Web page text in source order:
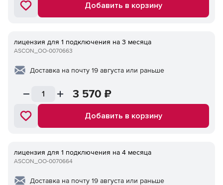
Добавить в корзину
лицензия для 1 подключения на 3 месяца
ASCON_ОО-0070663
Доставка на почту 19 августа или раньше
3 570 ₽
Добавить в корзину
лицензия для 1 подключения на 4 месяца
ASCON_ОО-0070664
Доставка на почту 19 августа или раньше